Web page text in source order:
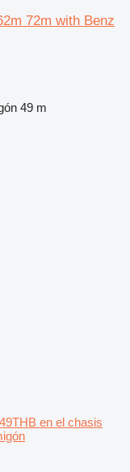
72m with Benz
49 m
en el chasis